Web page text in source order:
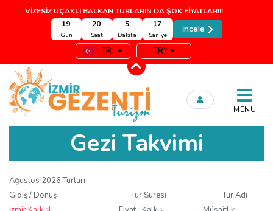
VİZESİZ UÇAKLI BALKAN TURLARIN DA ŞOK FİYATLAR!!!
19
Gün
20
Saat
5
Dakika
16
Saniye
İncele
TR TRY
MENU
Gezi Takvimi
Ağustos 2026 Turları
Gidiş / Dönüş
Tur Süresi
Tur Adı